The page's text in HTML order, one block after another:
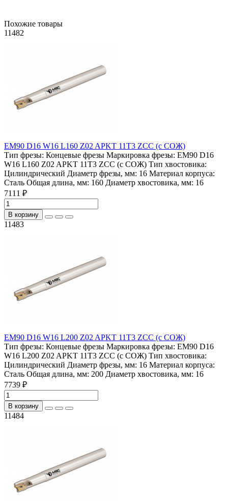
Похожие товары
11482
EM90 D16 W16 L160 Z02 APKT 11T3 ZCC (с СОЖ)
Тип фрезы: Концевые фрезы Маркировка фрезы: EM90 D16
W16 L160 Z02 APKT 11T3 ZCC (с СОЖ) Тип хвостовика:
Цилиндрический Диаметр фрезы, мм: 16 Материал корпуса:
Сталь Общая длина, мм: 160 Диаметр хвостовика, мм: 16
7111 ₽
В корзину
11483
EM90 D16 W16 L200 Z02 APKT 11T3 ZCC (с СОЖ)
Тип фрезы: Концевые фрезы Маркировка фрезы: EM90 D16
W16 L200 Z02 APKT 11T3 ZCC (с СОЖ) Тип хвостовика:
Цилиндрический Диаметр фрезы, мм: 16 Материал корпуса:
Сталь Общая длина, мм: 200 Диаметр хвостовика, мм: 16
7739 ₽
В корзину
11484